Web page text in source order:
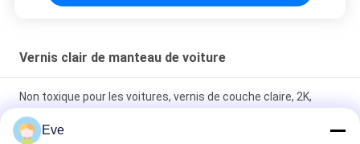
Vernis clair de manteau de voiture
Non toxique pour les voitures, vernis de couche claire, 2K,
couche supérieure, résistant à l'humidité
Eve